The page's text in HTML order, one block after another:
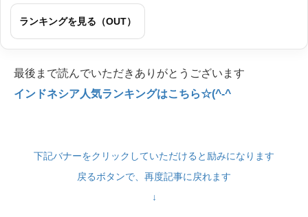
ランキングを見る（OUT）
最後まで読んでいただきありがとうございます
インドネシア人気ランキングはこちら☆(^-^
下記バナーをクリックしていただけると励みになります
戻るボタンで、再度記事に戻れます
↓